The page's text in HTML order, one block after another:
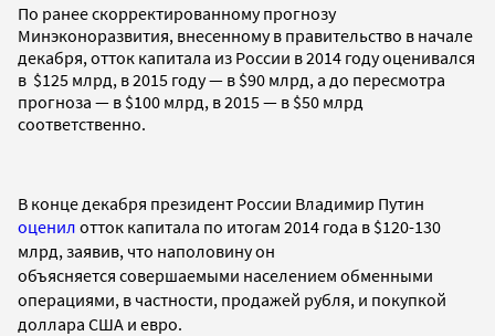
По ранее скорректированному прогнозу
Минэконоразвития, внесенному в правительство в начале
декабря, отток капитала из России в 2014 году оценивался
в $125 млрд, в 2015 году — в $90 млрд, а до пересмотра
прогноза — в $100 млрд, в 2015 — в $50 млрд
соответственно.
В конце декабря президент России Владимир Путин
оценил отток капитала по итогам 2014 года в $120-130
млрд, заявив, что наполовину он
объясняется совершаемыми населением обменными
операциями, в частности, продажей рубля, и покупкой
доллара США и евро.